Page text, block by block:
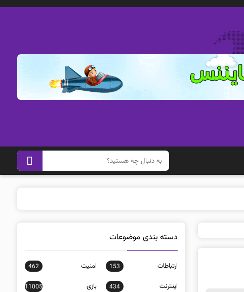
دسته بندی موضوعات
ارتباطات 153 امنيت 462
اينترنت 434 بازی 11005